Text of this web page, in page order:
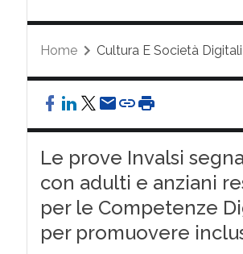
Home Cultura E Società Digitali
Le prove Invalsi
con adulti e anziani
per le Competenze
per promuovere